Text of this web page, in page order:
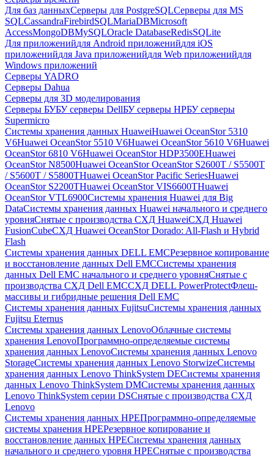
Для баз данныхСерверы для PostgreSQLСерверы для MS
SQLCassandraFirebirdSQLMariaDBMicrosoft
AccessMongoDBMySQLOracle DatabaseRedisSQLite
Для приложенийдля Android приложенийдля iOS
приложенийдля Java приложенийдля Web приложенийдля
Windows приложений
Серверы YADRO
Серверы Dahua
Серверы для 3D моделирования
Серверы БУБУ серверы DellБУ серверы HPБУ серверы
Supermicro
Системы хранения данных HuaweiHuawei OceanStor 5310
V6Huawei OceanStor 5510 V6Huawei OceanStor 5610 V6Huawei
OceanStor 6810 V6Huawei OceanStor HDP3500EHuawei
OceanStor N8500Huawei OceanStor OceanStor S2600T / S5500T
/ S5600T / S5800THuawei OceanStor Pacific SeriesHuawei
OceanStor S2200THuawei OceanStor VIS6600THuawei
OceanStor VTL6900Системы хранения Huawei для Big
DataСистемы хранения данных Huawei начального и среднего
уровняСнятые с производства СХД HuaweiСХД Huawei
FusionCubeСХД Huawei OceanStor Dorado: All-Flash и Hybrid
Flash
Системы хранения данных DELL EMCРезервное копирование
и восстановление данных Dell EMCСистемы хранения
данных Dell EMC начального и среднего уровняСнятые с
производства СХД Dell EMCСХД DELL PowerProtectФлеш-
массивы и гибридные решения Dell EMC
Системы хранения данных FujitsuСистемы хранения данных
Fujitsu Eternus
Системы хранения данных LenovoОблачные системы
хранения LenovoПрограммно-определяемые системы
хранения данных LenovoСистемы хранения данных Lenovo
StorageСистемы хранения данных Lenovo StorwizeСистемы
хранения данных Lenovo ThinkSystem DEСистемы хранения
данных Lenovo ThinkSystem DMСистемы хранения данных
Lenovo ThinkSystem серии DSСнятые с производства СХД
Lenovo
Системы хранения данных HPEПрограммно-определяемые
системы хранения HPEРезервное копирование и
восстановление данных HPEСистемы хранения данных
начального и среднего уровня HPEСнятые с производства